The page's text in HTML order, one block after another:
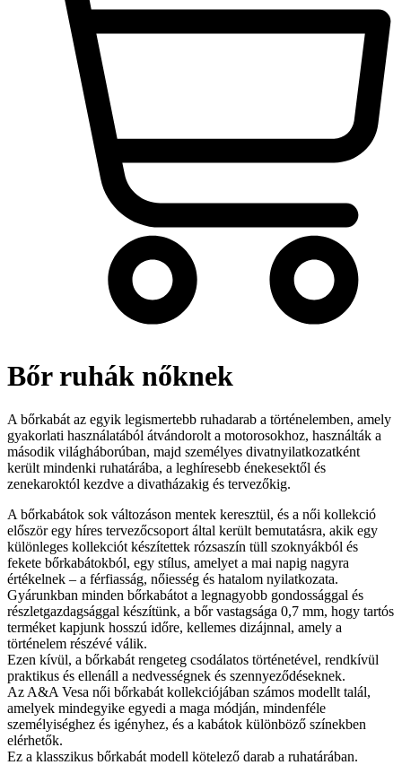
Bőr ruhák nőknek
A bőrkabát az egyik legismertebb ruhadarab a történelemben, amely
gyakorlati használatából átvándorolt a motorosokhoz, használták a
második világháborúban, majd személyes divatnyilatkozatként
került mindenki ruhatárába, a leghíresebb énekesektől és
zenekaroktól kezdve a divatházakig és tervezőkig.
A bőrkabátok sok változáson mentek keresztül, és a női kollekció
először egy híres tervezőcsoport által került bemutatásra, akik egy
különleges kollekciót készítettek rózsaszín tüll szoknyákból és
fekete bőrkabátokból, egy stílus, amelyet a mai napig nagyra
értékelnek – a férfiasság, nőiesség és hatalom nyilatkozata.
Gyárunkban minden bőrkabátot a legnagyobb gondossággal és
részletgazdagsággal készítünk, a bőr vastagsága 0,7 mm, hogy tartós
terméket kapjunk hosszú időre, kellemes dizájnnal, amely a
történelem részévé válik.
Ezen kívül, a bőrkabát rengeteg csodálatos történetével, rendkívül
praktikus és ellenáll a nedvességnek és szennyeződéseknek.
Az A&A Vesa női bőrkabát kollekciójában számos modellt talál,
amelyek mindegyike egyedi a maga módján, mindenféle
személyiséghez és igényhez, és a kabátok különböző színekben
elérhetők.
Ez a klasszikus bőrkabát modell kötelező darab a ruhatárában.